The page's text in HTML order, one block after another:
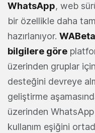
WhatsApp, web
bir özellikle daha
hazırlanıyor.
bilgilere göre
üzerinden gruplar
desteğini devreye
geliştirme
üzerinden
kullanım eşiğini